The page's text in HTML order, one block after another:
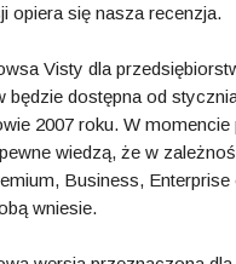
opiera się nasza recenzja.
Visty dla
będzie dostępna od
2007 roku. W
wiedzą, że w
Business,
wniesie.